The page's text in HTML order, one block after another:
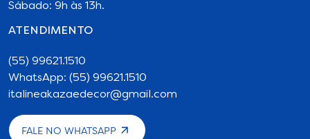
Sábado: 9h às 13h.
ATENDIMENTO
(55) 99621.1510
WhatsApp: (55) 99621.1510
italineakazaedecor@gmail.com
FALE NO WHATSAPP